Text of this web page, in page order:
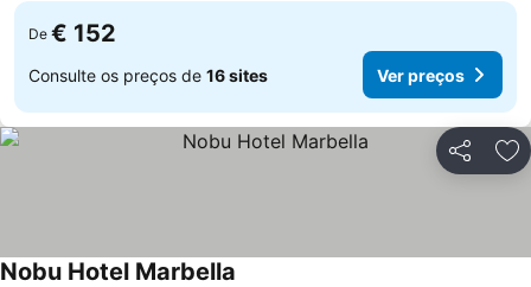
De € 152
Consulte os preços de 16 sites Ver preços
Partilhar
Nobu Hotel Marbella